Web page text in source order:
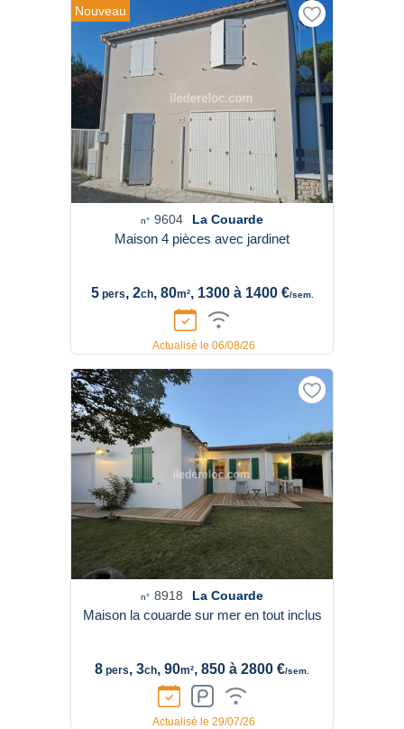
n° 9604 La Couarde
Maison 4 pièces avec jardinet
5pers, 2ch, 80m², 1300 à 1400 €/sem.
Nouveau
Actualisé le 06/08/26
n° 8918 La Couarde
Maison la couarde sur mer en tout inclus
8 pers, 3ch, 90m², 850 à 2800 €/sem.
Actualisé le 29/07/26